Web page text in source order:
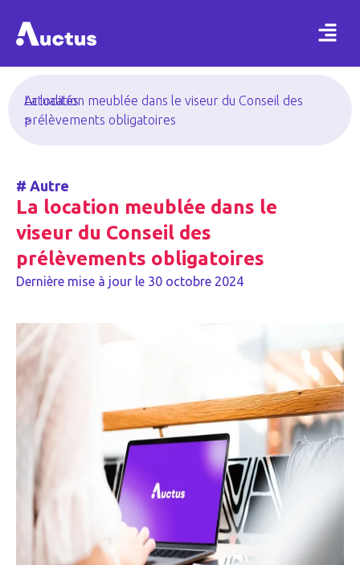
Actualités
>
La location meublée dans le viseur du Conseil des
prélèvements obligatoires
# Autre
La location meublée dans le
viseur du Conseil des
prélèvements obligatoires
Dernière mise à jour le 30 octobre 2024